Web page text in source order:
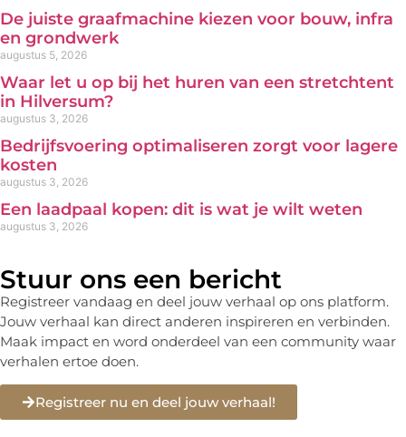
De juiste graafmachine kiezen voor bouw, infra
en grondwerk
augustus 5, 2026
Waar let u op bij het huren van een stretchtent
in Hilversum?
augustus 3, 2026
Bedrijfsvoering optimaliseren zorgt voor lagere
kosten
augustus 3, 2026
Een laadpaal kopen: dit is wat je wilt weten
augustus 3, 2026
Stuur ons een bericht
Registreer vandaag en deel jouw verhaal op ons platform.
Jouw verhaal kan direct anderen inspireren en verbinden.
Maak impact en word onderdeel van een community waar
verhalen ertoe doen.
Registreer nu en deel jouw verhaal!